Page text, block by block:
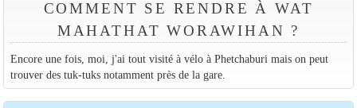
COMMENT SE RENDRE À WAT
MAHATHAT WORAWIHAN ?
Encore une fois, moi, j'ai tout visité à vélo à Phetchaburi mais on peut
trouver des tuk-tuks notamment près de la gare.